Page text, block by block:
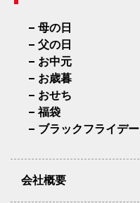
母の日
父の日
お中元
お歳暮
おせち
福袋
ブラックフライデー
会社概要